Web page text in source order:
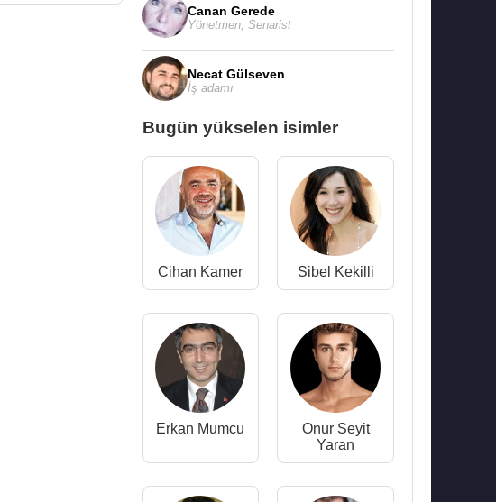
Canan Gerede
Yönetmen, Senarist
Necat Gülseven
İş adamı
Bugün yükselen isimler
Cihan Kamer Sibel Kekilli
Erkan Mumcu
Onur Seyit
Yaran